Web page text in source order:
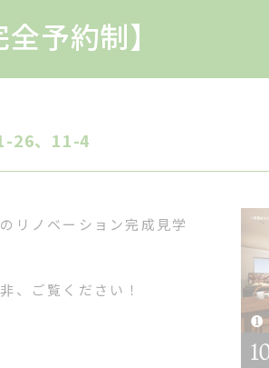
予約制】
26、11-4
リノベーション完成見学
、ご覧ください！